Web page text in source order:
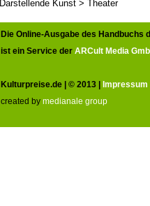
Darstellende Kunst > Theater
Die Online-Ausgabe des Handbuchs
ist ein Service der ARCult Media
Kulturpreise.de | © 2013 | Impressum
created by medianale group